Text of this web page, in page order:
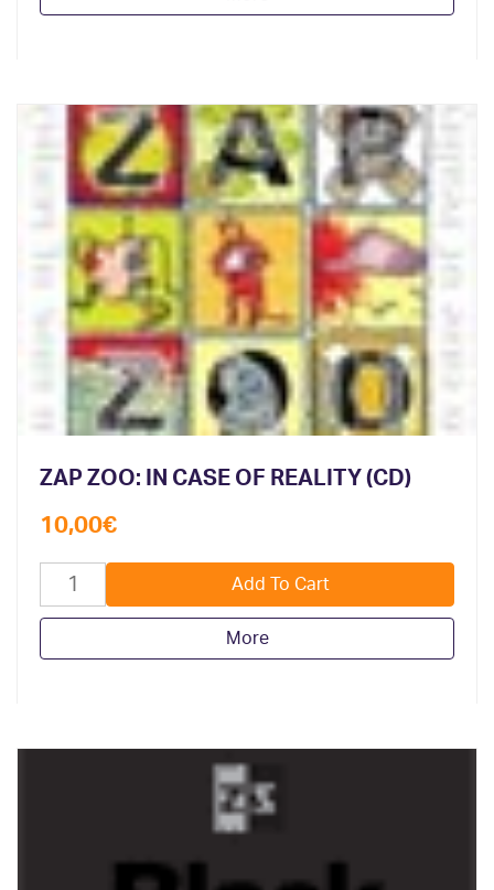
ZAP ZOO: IN CASE OF REALITY (CD)
10,00€
More